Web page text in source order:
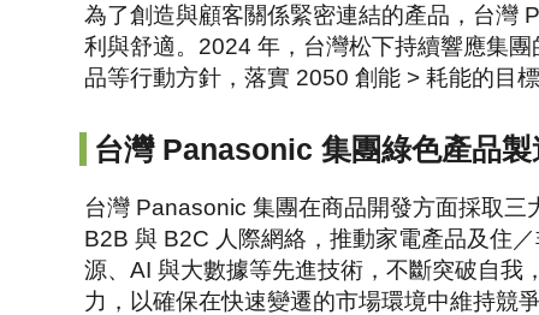
為了創造與顧客關係緊密連結的產品，台灣
利與舒適。2024 年，台灣松下持續響應集
品等行動方針，落實 2050 創能 > 耗能的目
台灣 Panasonic 集團綠色產品製
台灣 Panasonic 集團在商品開發方面採取
B2B 與 B2C 人際網絡，推動家電產品及住
源、AI 與大數據等先進技術，不斷突破自我
力，以確保在快速變遷的市場環境中維持競